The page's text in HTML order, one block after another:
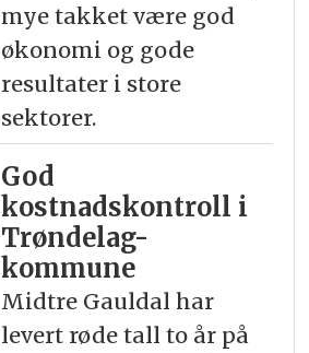
mye takket være god
økonomi og gode
resultater i store
sektorer.
God
kostnadskontroll i
Trøndelag-
kommune
Midtre Gauldal har
levert røde tall to år på